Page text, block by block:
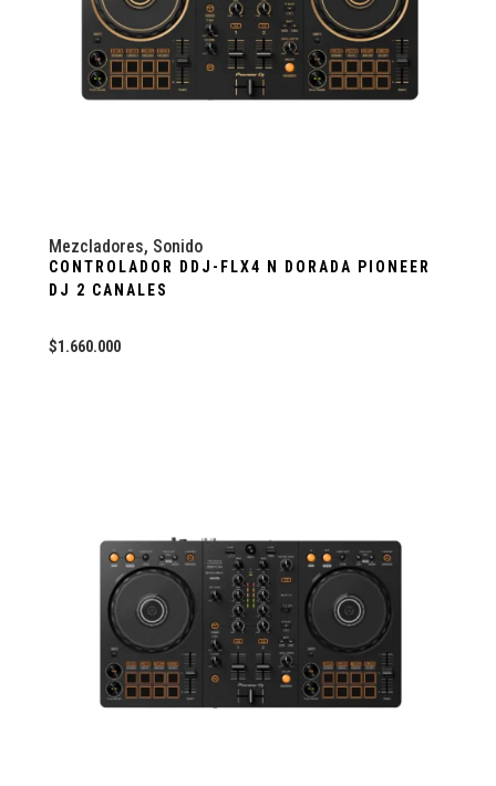
Mezcladores, Sonido
CONTROLADOR DDJ-FLX4 N DORADA PIONEER
DJ 2 CANALES
$1.660.000